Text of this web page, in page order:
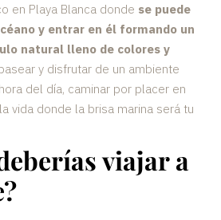
en Playa Blanca donde se puede
y entrar en él formando un
natural lleno de colores y
y disfrutar de un ambiente
del día, caminar por placer en
vida donde la brisa marina será tu
viajar a